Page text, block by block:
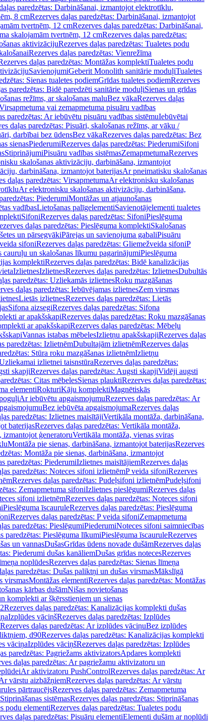
paredzētas: Darbināšanai, izmantojot elektrotīklu,
8 cmRezerves daļas paredzētas: Darbināšanai, izmantojot
tvertnēm, 12 cmRezerves daļas paredzētas: Darbināšanai,
skalojamām tvertnēm, 12 cmRezerves daļas paredzētas:
aktivizācijuRezerves daļas paredzētas: Tualetes podu
Rezerves daļas paredzētas: Vienrežīma
daļas paredzētas: Montāžas komplektiTualetes podu
SavienojumiGeberit Monolith sanitārie moduļiTualetes
Sienas tualetes podiemGrīdas tualetes podiemRezerves
paredzētas: Bidē paredzēti sanitārie moduļiSienas un grīdas
režīms, ar skalošanas maluBez vākaRezerves daļas
vai zemapmetuma pisuāru vadības
paredzētas: Ar iebūvētu pisuāru vadības sistēmuIebūvētai
daļas paredzētas: Pisuāri, skalošanas režīms, ar vāku /
darbībai bez ūdensBez vākaRezerves daļas paredzētas: Bez
sienasPiederumiRezerves daļas paredzētas: PiederumiSifoni
StiprinājumiPisuāru vadības sistēmasZemapmetumaRezerves
skalošanas aktivizāciju, darbināšana, izmantojot
darbināšana, izmantojot baterijasAr pneimatisku skalošanas
daļas paredzētas: VirsapmetumaAr elektronisku skalošanas
Ar elektronisku skalošanas aktivizāciju, darbināšana,
PiederumiMontāžas un atjaunošanas
vadībasLietošanas palīgelementiSavienotājelementi tualetes
SifoniRezerves daļas paredzētas: SifoniPieslēguma
daļas paredzētas: Pieslēguma komplektiSkalošanas
un pārsegvākiPārejas un savienojuma gabaliPisuāru
sifoniRezerves daļas paredzētas: Gliemežveida sifoniP
cauruļu un skalošanas līkumu pagarinājumiPieslēguma
komplektiRezerves daļas paredzētas: Bidē kanalizācijas
IzlietnesIzlietnesRezerves daļas paredzētas: IzlietnesDubultās
paredzētas: Uzliekamās izlietnesRoku mazgāšanas
daļas paredzētas: Iebūvējamas izlietnesZem virsmas
Lietās izlietnesRezerves daļas paredzētas: Lietās
Sifona aizsegiRezerves daļas paredzētas: Sifona
ar apakšskapiRezerves daļas paredzētas: Roku mazgāšanas
ar apakšskapiRezerves daļas paredzētas: Mēbeļu
Vannas istabas mēbelesIzlietņu apakšskapjiRezerves daļas
paredzētas: IzlietnēmDubultajām izlietnēmRezerves daļas
Stūra roku mazgāšanas izlietnēmIzlietņu
izlietnei taisnstūraRezerves daļas paredzētas:
skapjiRezerves daļas paredzētas: Augsti skapjiVidēji augsti
Citas mēbelesSienas plauktiRezerves daļas paredzētas:
elementiRokturiKāju komplektiMagnētiskās
Ar iebūvētu apgaismojumuRezerves daļas paredzētas: Ar
Bez iebūvēta apgaismojumaRezerves daļas
paredzētas: Izlietnes maisītājiVertikāla montāža, darbināšana,
baterijasRezerves daļas paredzētas: Vertikāla montāža,
izmantojot ģeneratoruVertikāla montāža, vienas sviras
Montāža pie sienas, darbināšana, izmantojot baterijasRezerves
Montāža pie sienas, darbināšana, izmantojot
paredzētas: PiederumiIzlietnes maisītājiemRezerves daļas
paredzētas: Noteces sifoni izlietnēmP veida sifoniRezerves
Rezerves daļas paredzētas: Pudeļsifoni izlietnēmPudeļsifoni
Zemapmetuma sifoniIzlietnes pieslēgumiRezerves daļas
sifoni izlietnēmRezerves daļas paredzētas: Noteces sifoni
Pieslēguma īscauruleRezerves daļas paredzētas: Pieslēguma
Rezerves daļas paredzētas: P veida sifoniZemapmetuma
paredzētas: PieslēgumiPiederumiNoteces sifoni saimniecības
paredzētas: Pieslēguma līkumiPieslēguma īscauruleRezerves
un vannasDušasGrīdas ūdens novade dušāmRezerves daļas
Piederumi dušas kanāliemDušas grīdas notecesRezerves
noplūdesRezerves daļas paredzētas: Sienas līmeņa
paredzētas: Dušas paliktņi un dušas virsmasMākslīgā
virsmasMontāžas elementiRezerves daļas paredzētas: Montāžas
kārbas dušāmNišas novietošanas
komplekti ar šķērsstieņiem un sienas
Rezerves daļas paredzētas: Kanalizācijas komplekti dušas
Izplūdes vāciņšRezerves daļas paredzētas: Izplūdes
Rezerves daļas paredzētas: Ar izplūdes vāciņuBez izplūdes
d90Rezerves daļas paredzētas: Kanalizācijas komplekti
vāciņaIzplūdes vāciņšRezerves daļas paredzētas: Izplūdes
paredzētas: Pagriežams aktivizatorsApdares komplekti
daļas paredzētas: Ar pagriežamu aktivizatoru un
Ar aktivizatoru PushControlRezerves daļas paredzētas: Ar
vārstu aizbāžņiemRezerves daļas paredzētas: Ar vārstu
pārtraucējsRezerves daļas paredzētas: Zemapmetuma
Stiprināšanas sistēmasRezerves daļas paredzētas: Stiprināšanas
podu elementiRezerves daļas paredzētas: Tualetes podu
daļas paredzētas: Pisuāru elementiElementi dušām ar noplūdi